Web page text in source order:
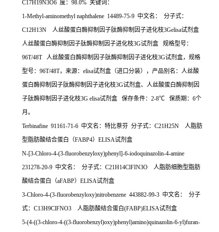
C17H19N3O6 度： 98.0% 关键词：
1-Methyl-aminomethyl naphthalene 14489-75-9 中文名：
分子式：
C12H13N 人丝酸蛋白酶抑制因子肽酶抑制因子进化枝3Gelisa试剂盒
人丝酸蛋白酶抑制因子肽酶抑制因子进化枝3G试剂盒
规格型号：
96T/48T 人丝酸蛋白酶抑制因子肽酶抑制因子进化枝3G试剂盒，规格
型号： 96T/48T，来源： elisa试剂盒（进口分装），产品别名：人丝酸
蛋白酶抑制因子肽酶抑制因子进化枝3G试剂盒、人丝酸蛋白酶抑制因
子肽酶抑制因子进化枝3G elisa试剂盒 保存条件： 2-8℃ 保质期： 6个
月。
Terbinafine 91161-71-6 中文名：特比萘芬 分子式： C21H25N 人脂肪
型脂肪酸结合蛋白（FABP4） ELISA试剂盒
N-[3-Chloro-4-(3-fluorobenzyloxy)phenyl]-6-iodoquinazolin-4-amine
231278-20-9 中文名： 分子式： C21H14ClFIN3O 人脂肪细胞型脂肪
酸结合蛋白（aFABP） ELISA试剂盒
3-Chloro-4-(3-fluorobenzyloxy)nitrobenzene 443882-99-3 中文名：
分子
式： C13H9ClFNO3 人脂肪酸结合蛋白(FABP)ELISA试剂盒
5-(4-((3-chloro-4-((3-fluorobenzyl)oxy)phenyl)amino)quinazolin-6-yl)furan-